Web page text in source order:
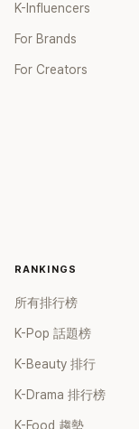
K-Influencers
For Brands
For Creators
RANKINGS
所有排行榜
K-Pop 話題榜
K-Beauty 排行
K-Drama 排行榜
K-Food 趨勢